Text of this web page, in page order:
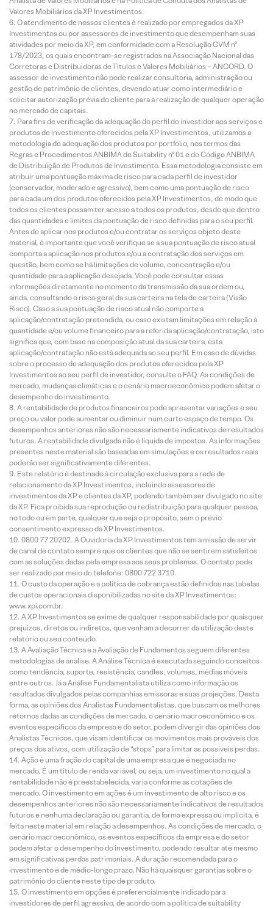
Valores Mobiliários da XP Investimentos.
O atendimento de nossos clientes é realizado por empregados da XP
Investimentos ou por assessores de investimento que desempenham suas
atividades por meio da XP, em conformidade com a Resolução CVM nº
178/2023, os quais encontram-se registrados na Associação Nacional das
Corretoras e Distribuidoras de Títulos e Valores Mobiliários – ANCORD. O
assessor de investimento não pode realizar consultoria, administração ou
gestão de patrimônio de clientes, devendo atuar como intermediário e
solicitar autorização prévia do cliente para a realização de qualquer operação
no mercado de capitais.
Para fins de verificação da adequação do perfil do investidor aos serviços e
produtos de investimento oferecidos pela XP Investimentos, utilizamos a
metodologia de adequação dos produtos por portfólio, nos termos das
Regras e Procedimentos ANBIMA de Suitability nº 01 e do Código ANBIMA
de Distribuição de Produtos de Investimento. Essa metodologia consiste em
atribuir uma pontuação máxima de risco para cada perfil de investidor
(conservador, moderado e agressivo), bem como uma pontuação de risco
para cada um dos produtos oferecidos pela XP Investimentos, de modo que
todos os clientes possam ter acesso a todos os produtos, desde que dentro
das quantidades e limites da pontuação de risco definidas para o seu perfil.
Antes de aplicar nos produtos e/ou contratar os serviços objeto deste
material, é importante que você verifique se a sua pontuação de risco atual
comporta a aplicação nos produtos e/ou a contratação dos serviços em
questão, bem como se há limitações de volume, concentração e/ou
quantidade para a aplicação desejada. Você pode consultar essas
informações diretamente no momento da transmissão da sua ordem ou,
ainda, consultando o risco geral da sua carteira na tela de carteira (Visão
Risco). Caso a sua pontuação de risco atual não comporte a
aplicação/contratação pretendida, ou caso existam limitações em relação à
quantidade e/ou volume financeiro para a referida aplicação/contratação, isto
significa que, com base na composição atual da sua carteira, esta
aplicação/contratação não está adequada ao seu perfil. Em caso de dúvidas
sobre o processo de adequação dos produtos oferecidos pela XP
Investimentos ao seu perfil de investidor, consulte o FAQ. As condições de
mercado, mudanças climáticas e o cenário macroeconômico podem afetar o
desempenho do investimento.
A rentabilidade de produtos financeiros pode apresentar variações e seu
preço ou valor pode aumentar ou diminuir num curto espaço de tempo. Os
desempenhos anteriores não são necessariamente indicativos de resultados
futuros. A rentabilidade divulgada não é líquida de impostos. As informações
presentes neste material são baseadas em simulações e os resultados reais
poderão ser significativamente diferentes.
Este relatório é destinado à circulação exclusiva para a rede de
relacionamento da XP Investimentos, incluindo assessores de
investimentos da XP e clientes da XP, podendo também ser divulgado no site
da XP. Fica proibida sua reprodução ou redistribuição para qualquer pessoa,
no todo ou em parte, qualquer que seja o propósito, sem o prévio
consentimento expresso da XP Investimentos.
0800 77 20202. A Ouvidoria da XP Investimentos tem a missão de servir
de canal de contato sempre que os clientes que não se sentirem satisfeitos
com as soluções dadas pela empresa aos seus problemas. O contato pode
ser realizado por meio do telefone: 0800 722 3710.
O custo da operação e a política de cobrança estão definidos nas tabelas
de custos operacionais disponibilizadas no site da XP Investimentos:
www.xpi.com.br.
A XP Investimentos se exime de qualquer responsabilidade por quaisquer
prejuízos, diretos ou indiretos, que venham a decorrer da utilização deste
relatório ou seu conteúdo.
A Avaliação Técnica e a Avaliação de Fundamentos seguem diferentes
metodologias de análise. A Análise Técnica é executada seguindo conceitos
como tendência, suporte, resistência, candles, volumes, médias móveis
entre outros. Já a Análise Fundamentalista utiliza como informação os
resultados divulgados pelas companhias emissoras e suas projeções. Desta
forma, as opiniões dos Analistas Fundamentalistas, que buscam os melhores
retornos dadas as condições de mercado, o cenário macroeconômico e os
eventos específicos da empresa e do setor, podem divergir das opiniões dos
Analistas Técnicos, que visam identificar os movimentos mais prováveis dos
preços dos ativos, com utilização de “stops” para limitar as possíveis perdas.
Ação é uma fração do capital de uma empresa que é negociada no
mercado. É um título de renda variável, ou seja, um investimento no qual a
rentabilidade não é preestabelecida, varia conforme as cotações de
mercado. O investimento em ações é um investimento de alto risco e os
desempenhos anteriores não são necessariamente indicativos de resultados
futuros e nenhuma declaração ou garantia, de forma expressa ou implícita, é
feita neste material em relação a desempenhos. As condições de mercado, o
cenário macroeconômico, os eventos específicos da empresa e do setor
podem afetar o desempenho do investimento, podendo resultar até mesmo
em significativas perdas patrimoniais. A duração recomendada para o
investimento é de médio-longo prazo. Não há quaisquer garantias sobre o
patrimônio do cliente neste tipo de produto.
O investimento em opções é preferencialmente indicado para
investidores de perfil agressivo, de acordo com a política de suitability